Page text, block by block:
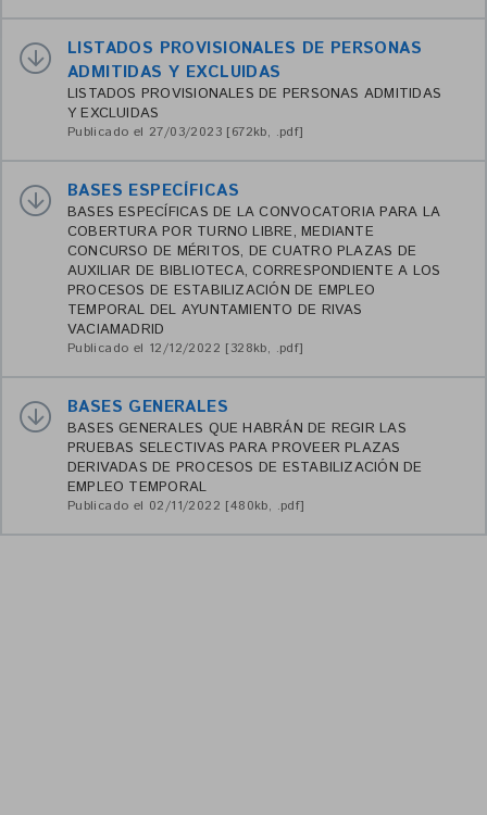
LISTADOS PROVISIONALES DE PERSONAS
ADMITIDAS Y EXCLUIDAS
LISTADOS PROVISIONALES DE PERSONAS ADMITIDAS
Y EXCLUIDAS
Publicado el 27/03/2023 [672kb, .pdf]
BASES ESPECÍFICAS
BASES ESPECÍFICAS DE LA CONVOCATORIA PARA LA
COBERTURA POR TURNO LIBRE, MEDIANTE
CONCURSO DE MÉRITOS, DE CUATRO PLAZAS DE
AUXILIAR DE BIBLIOTECA, CORRESPONDIENTE A LOS
PROCESOS DE ESTABILIZACIÓN DE EMPLEO
TEMPORAL DEL AYUNTAMIENTO DE RIVAS
VACIAMADRID
Publicado el 12/12/2022 [328kb, .pdf]
BASES GENERALES
BASES GENERALES QUE HABRÁN DE REGIR LAS
PRUEBAS SELECTIVAS PARA PROVEER PLAZAS
DERIVADAS DE PROCESOS DE ESTABILIZACIÓN DE
EMPLEO TEMPORAL
Publicado el 02/11/2022 [480kb, .pdf]